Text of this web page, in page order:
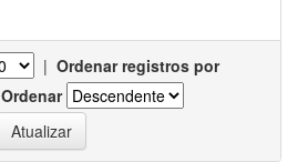
| Ordenar registros por
Ordenar